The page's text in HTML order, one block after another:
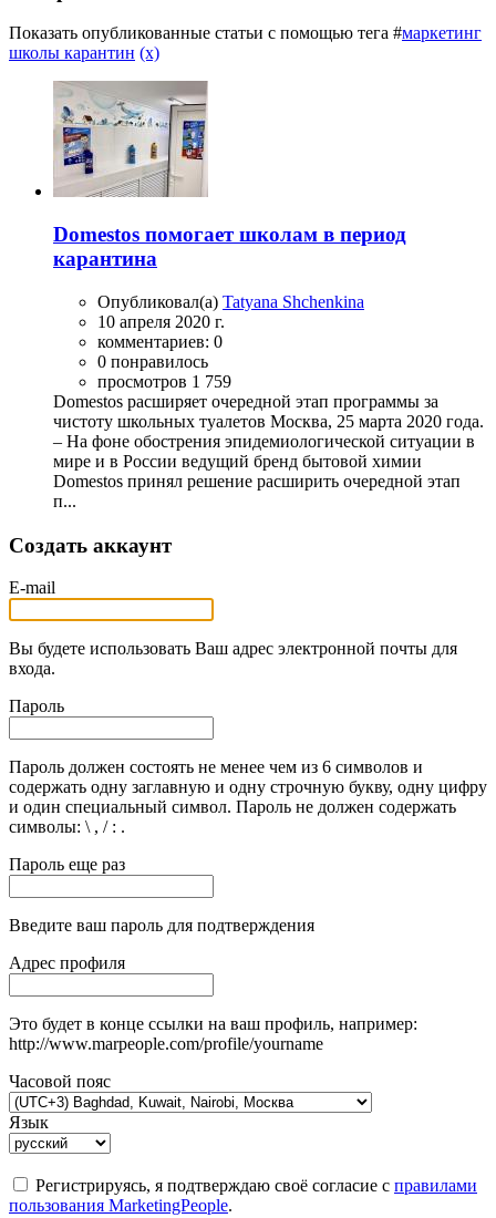
Показать опубликованные статьи с помощью тега #маркетинг
школы карантин (x)
Domestos помогает школам в период
карантина
Опубликовал(а) Tatyana Shchenkina
10 апреля 2020 г.
комментариев: 0
0 понравилось
просмотров 1 759
Domestos расширяет очередной этап программы за
чистоту школьных туалетов Москва, 25 марта 2020 года.
– На фоне обострения эпидемиологической ситуации в
мире и в России ведущий бренд бытовой химии
Domestos принял решение расширить очередной этап
п...
Создать аккаунт
E-mail
Вы будете использовать Ваш адрес электронной почты для
входа.
Пароль
Пароль должен состоять не менее чем из 6 символов и
содержать одну заглавную и одну строчную букву, одну цифру
и один специальный символ. Пароль не должен содержать
символы: \ , / : .
Пароль еще раз
Введите ваш пароль для подтверждения
Адрес профиля
Это будет в конце ссылки на ваш профиль, например:
http://www.marpeople.com/profile/yourname
Часовой пояс
Язык
Регистрируясь, я подтверждаю своё согласие с правилами
пользования MarketingPeople.